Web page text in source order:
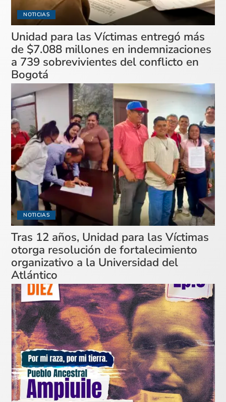
NOTICIAS
Unidad para las Víctimas entregó más
de $7.088 millones en indemnizaciones
a 739 sobrevivientes del conflicto en
Bogotá
NOTICIAS
Tras 12 años, Unidad para las Víctimas
otorga resolución de fortalecimiento
organizativo a la Universidad del
Atlántico